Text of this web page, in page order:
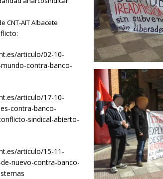
CNT-AIT Albacete
articulo/02-10-
contra-banco-
articulo/17-10-
contra-banco-
sindical-abierto-
articulo/15-11-
nuevo-contra-banco-